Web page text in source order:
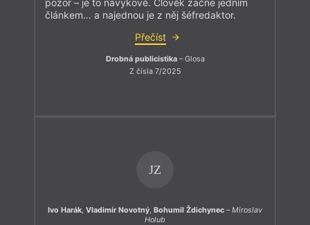
pozor – je to návykové. Člověk začne jedním
článkem… a najednou je z něj šéfredaktor.
Přečíst
Drobná publicistika– Glosa
Z čísla 7/2025
JZ
Ivo Harák, Vladimír Novotný, Bohumil Ždichynec –Miroslav
Holub